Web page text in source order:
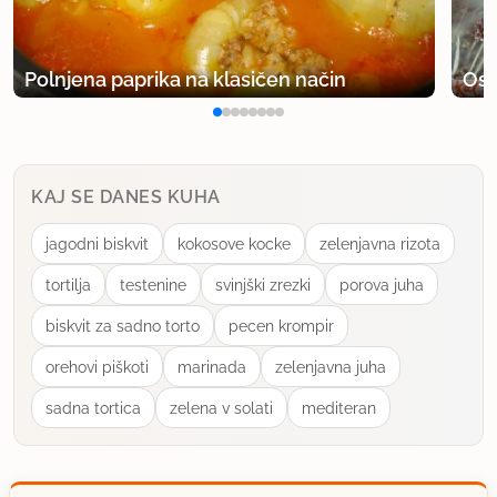
TanjaG.
član od 2002 509 sporočil
Mene pa zanima, če se da kako te kornetke naredit
brez sladkorja, bi jih rada polnila s slanim
nadevom?
uporabno
tej_a
član od 2005 362 sporočil
8.10.2006 ob 11:30
Polnjena paprika na klasičen način
KAJ SE DANES KUHA
jagodni biskvit kokosove kocke zelenjavna rizota
tortilja testenine svinjški zrezki porova juha
biskvit za sadno torto pecen krompir
orehovi piškoti marinada zelenjavna juha
sadna tortica zelena v solati mediteran